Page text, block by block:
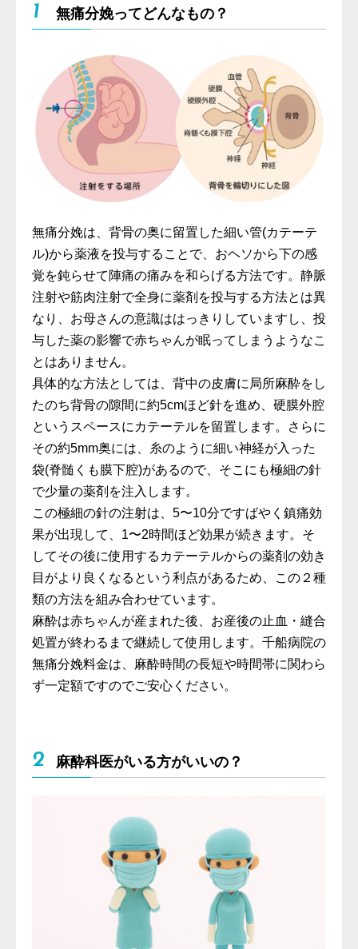
1 無痛分娩ってどんなもの？
無痛分娩は、背骨の奥に留置した細い管(カテーテ
ル)から薬液を投与することで、おヘソから下の感
覚を鈍らせて陣痛の痛みを和らげる方法です。静脈
注射や筋肉注射で全身に薬剤を投与する方法とは異
なり、お母さんの意識ははっきりしていますし、投
与した薬の影響で赤ちゃんが眠ってしまうようなこ
とはありません。
具体的な方法としては、背中の皮膚に局所麻酔をし
たのち背骨の隙間に約5cmほど針を進め、硬膜外腔
というスペースにカテーテルを留置します。さらに
その約5mm奥には、糸のように細い神経が入った
袋(脊髄くも膜下腔)があるので、そこにも極細の針
で少量の薬剤を注入します。
この極細の針の注射は、5〜10分ですばやく鎮痛効
果が出現して、1〜2時間ほど効果が続きます。そ
してその後に使用するカテーテルからの薬剤の効き
目がより良くなるという利点があるため、この２種
類の方法を組み合わせています。
麻酔は赤ちゃんが産まれた後、お産後の止血・縫合
処置が終わるまで継続して使用します。千船病院の
無痛分娩料金は、麻酔時間の長短や時間帯に関わら
ず一定額ですのでご安心ください。
2 麻酔科医がいる方がいいの？